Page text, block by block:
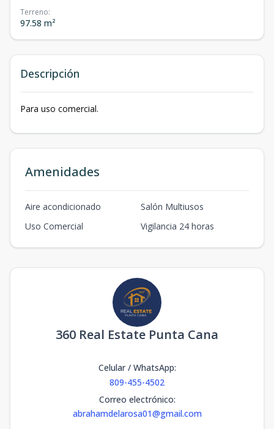
Terreno:
97.58 m²
Descripción
Para uso comercial.
Amenidades
Aire acondicionado
Salón Multiusos
Uso Comercial
Vigilancia 24 horas
360 Real Estate Punta Cana
Celular / WhatsApp:
809-455-4502
Correo electrónico:
abrahamdelarosa01@gmail.com